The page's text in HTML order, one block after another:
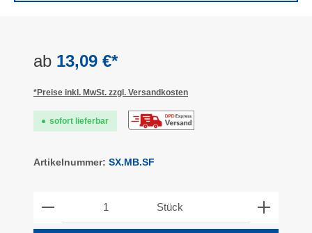
ab 13,09 €*
*Preise inkl. MwSt. zzgl. Versandkosten
sofort lieferbar
Artikelnummer: SX.MB.SF
Produkt Anzahl: Gib den gewünschten Wert ein
Stück